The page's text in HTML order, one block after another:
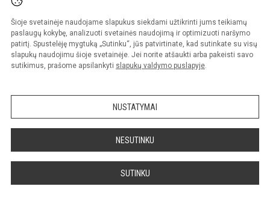
Šioje svetainėje naudojame slapukus siekdami užtikrinti jums teikiamų
paslaugų kokybę, analizuoti svetainės naudojimą ir optimizuoti naršymo
patirtį. Spustelėję mygtuką „Sutinku“, jūs patvirtinate, kad sutinkate su visų
slapukų naudojimu šioje svetainėje. Jei norite atšaukti arba pakeisti savo
sutikimus, prašome apsilankyti slapukų valdymo puslapyje.
NUSTATYMAI
NESUTINKU
SUTINKU
© 2024. Vilniaus Žemynos progimnazija. Visos teisės saugomos.
Kopijuoti turinį be raštiško įstaigos administracijos sutikimo griežtai draudžiama.
Prieinamumo paraiška Slapukų valdymas
Sumanus būdas atnaujinti